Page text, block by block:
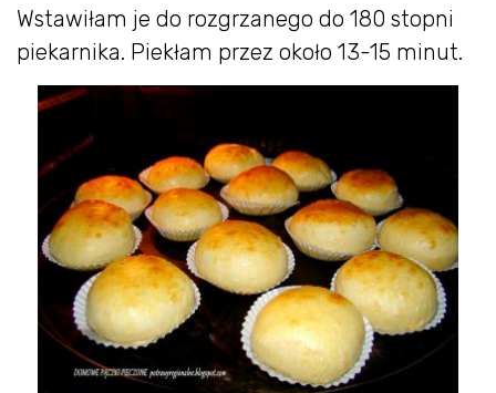
Wstawiłam je do rozgrzanego do 180 stopni
piekarnika. Piekłam przez około 13-15 minut.